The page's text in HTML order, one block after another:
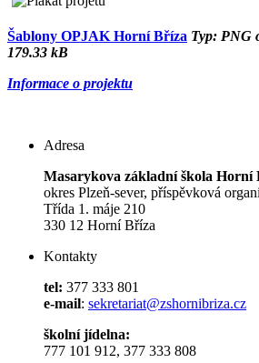
Šablony OPJAK Horní Bříza Typ: PNG
179.33 kB
Informace o projektu
Adresa
Masarykova základní škola Horní
okres Plzeň-sever, příspěvková
Třída 1. máje 210
330 12 Horní Bříza
Kontakty
tel: 377 333 801
e-mail: sekretariat@zshornibriza.cz
školní jídelna:
777 101 912, 377 333 808